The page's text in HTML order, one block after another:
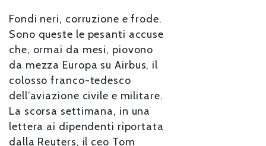
Fondi neri, corruzione e frode.
Sono queste le pesanti accuse
che, ormai da mesi, piovono
da mezza Europa su Airbus, il
colosso franco-tedesco
dell’aviazione civile e militare.
La scorsa settimana, in una
lettera ai dipendenti riportata
dalla Reuters, il ceo Tom